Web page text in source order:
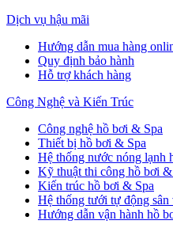
Dịch vụ hậu mãi
Hướng dẫn mua hàng
Quy định bảo hành
Hỗ trợ khách hàng
Công Nghệ và Kiến Trúc
Công nghệ hồ bơi & Spa
Thiết bị hồ bơi & Spa
Hệ thống nước nóng lạnh
Kỹ thuật thi công hồ bơi &
Kiến trúc hồ bơi & Spa
Hệ thống tưới tự động sân
Hướng dẫn vận hành hồ